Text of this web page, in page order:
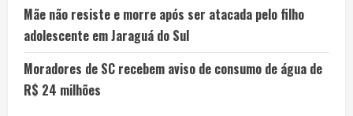
Mãe não resiste e morre após ser atacada pelo filho
adolescente em Jaraguá do Sul
Moradores de SC recebem aviso de consumo de água de
R$ 24 milhões